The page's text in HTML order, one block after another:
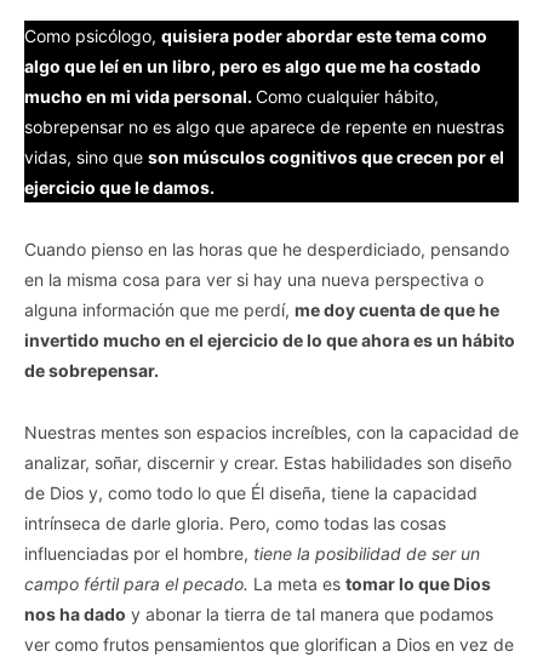
Como psicólogo, quisiera poder abordar este tema como
algo que leí en un libro, pero es algo que me ha costado
mucho en mi vida personal.Como cualquier hábito,
sobrepensar no es algo que aparece de repente en nuestras
vidas, sino que son músculos cognitivos que crecen por el
ejercicio que le damos.
Cuando pienso en las horas que he desperdiciado, pensando
en la misma cosa para ver si hay una nueva perspectiva o
alguna información que me perdí, me doy cuenta de que he
invertido mucho en el ejercicio de lo que ahora es un hábito
de sobrepensar.
Nuestras mentes son espacios increíbles, con la capacidad de
analizar, soñar, discernir y crear. Estas habilidades son diseño
de Dios y, como todo lo que Él diseña, tiene la capacidad
intrínseca de darle gloria. Pero, como todas las cosas
influenciadas por el hombre, tiene la posibilidad de ser un
campo fértil para el pecado. La meta es tomar lo que Dios
nos ha dado y abonar la tierra de tal manera que podamos
ver como frutos pensamientos que glorifican a Dios en vez de